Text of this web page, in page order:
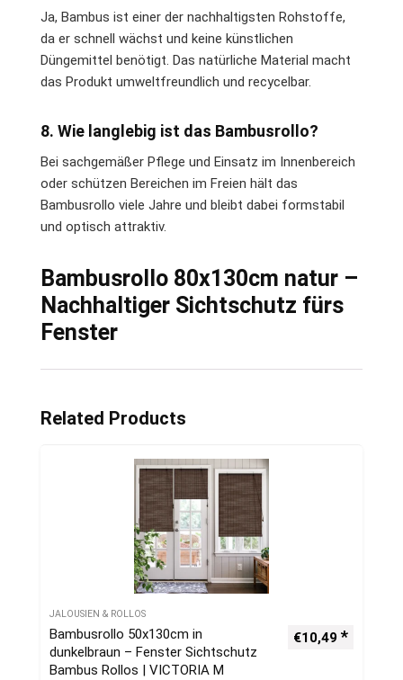
Ja, Bambus ist einer der nachhaltigsten Rohstoffe,
da er schnell wächst und keine künstlichen
Düngemittel benötigt. Das natürliche Material macht
das Produkt umweltfreundlich und recycelbar.
8. Wie langlebig ist das Bambusrollo?
Bei sachgemäßer Pflege und Einsatz im Innenbereich
oder schützen Bereichen im Freien hält das
Bambusrollo viele Jahre und bleibt dabei formstabil
und optisch attraktiv.
Bambusrollo 80x130cm natur –
Nachhaltiger Sichtschutz fürs
Fenster
Related Products
JALOUSIEN & ROLLOS
Bambusrollo 50x130cm in
dunkelbraun – Fenster Sichtschutz
Bambus Rollos | VICTORIA M
€10,49